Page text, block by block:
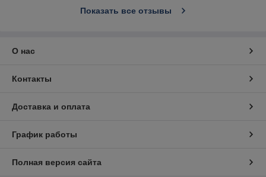
Показать все отзывы
О нас
Контакты
Доставка и оплата
График работы
Полная версия сайта